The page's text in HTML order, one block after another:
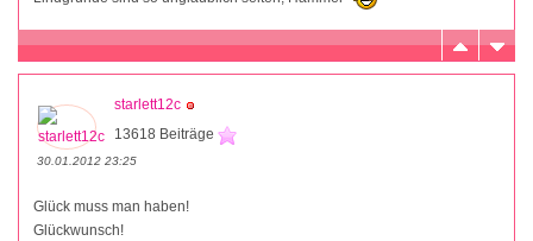
starlett12c
13618 Beiträge
30.01.2012 23:25
Glück muss man haben!
Glückwunsch!